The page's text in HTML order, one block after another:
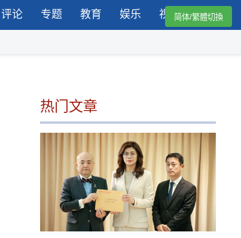
评论 专题 教育 娱乐 视频简体/繁體切換
热门文章